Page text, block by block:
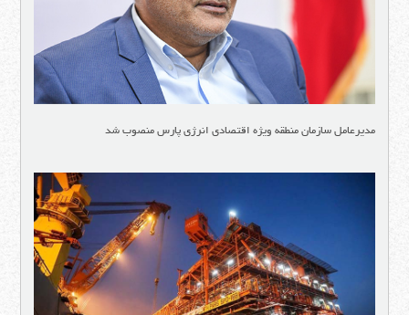
مدیرعامل سازمان منطقه ویژه اقتصادی انرژی پارس منصوب شد